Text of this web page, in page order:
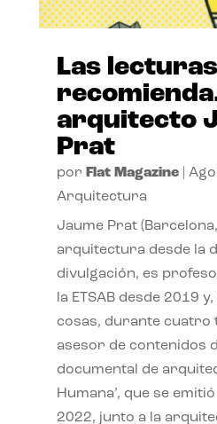
Las
arquitecto
Prat
por Flat Magazine|
Arquitectura
Jaume Prat
arquitectura desde la
divulgación, es
la ETSAB desde 2019
cosas, durante cuatro
asesor de contenidos
documental de
Humana’, que se
2022, junto a la